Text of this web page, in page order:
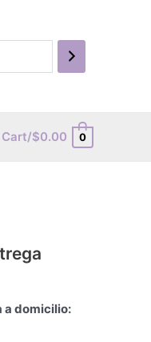
Cart/$0.00 0
a domicilio: